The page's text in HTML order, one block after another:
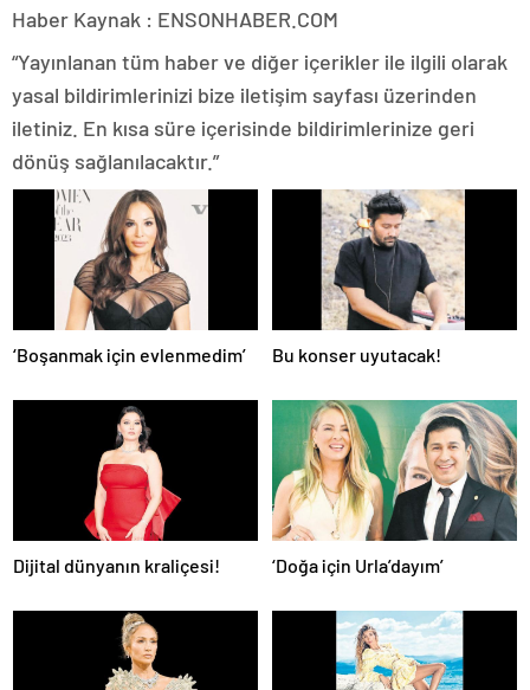
Haber Kaynak : ENSONHABER.COM
“Yayınlanan tüm haber ve diğer içerikler ile ilgili olarak
yasal bildirimlerinizi bize iletişim sayfası üzerinden
iletiniz. En kısa süre içerisinde bildirimlerinize geri
dönüş sağlanılacaktır.”
‘Boşanmak için evlenmedim’ Bu konser uyutacak!
Dijital dünyanın kraliçesi! ‘Doğa için Urla’dayım’